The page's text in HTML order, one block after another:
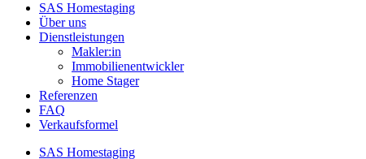
SAS Homestaging
Über uns
Dienstleistungen
Makler:in
Immobilienentwickler
Home Stager
Referenzen
FAQ
Verkaufsformel
SAS Homestaging